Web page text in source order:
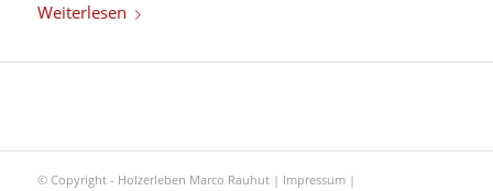
Weiterlesen
© Copyright - Holzerleben Marco Rauhut | Impressum|